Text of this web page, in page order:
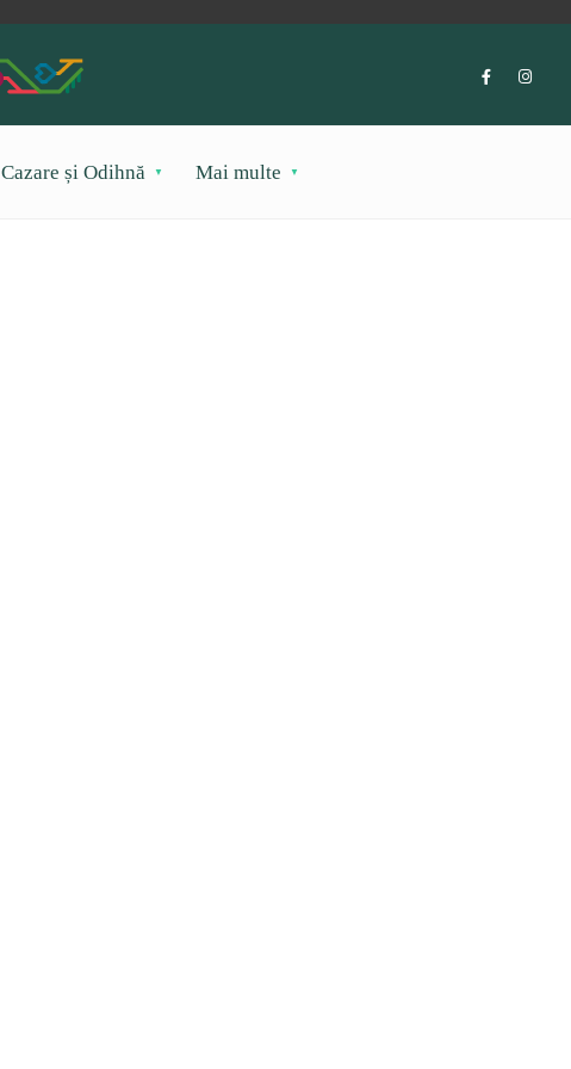
Cazare și Odihnă Mai multe